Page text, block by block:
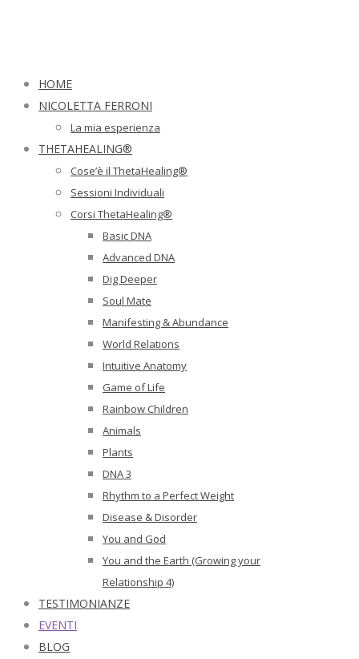
HOME
NICOLETTA FERRONI
La mia esperienza
THETAHEALING®
Cose’è il ThetaHealing®
Sessioni Individuali
Corsi ThetaHealing®
Basic DNA
Advanced DNA
Dig Deeper
Soul Mate
Manifesting & Abundance
World Relations
Intuitive Anatomy
Game of Life
Rainbow Children
Animals
Plants
DNA 3
Rhythm to a Perfect Weight
Disease & Disorder
You and God
You and the Earth (Growing your
Relationship 4)
TESTIMONIANZE
EVENTI
BLOG